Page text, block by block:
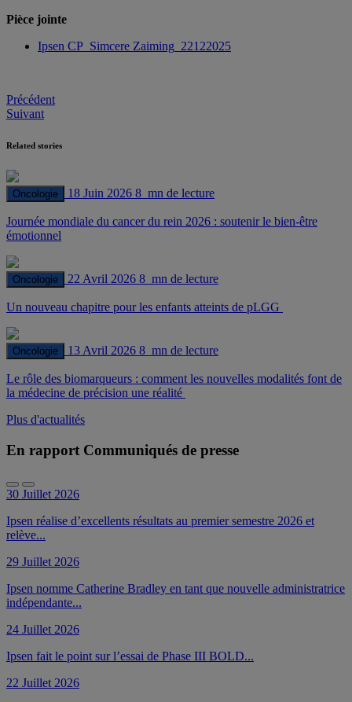
Pièce jointe
Ipsen CP_Simcere Zaiming_22122025
Post
navigation
Précédent
Suivant
Related stories
Oncologie 18 Juin 2026 8 mn de lecture
Journée mondiale du cancer du rein 2026 : soutenir le bien-être
émotionnel
Oncologie 22 Avril 2026 8 mn de lecture
Un nouveau chapitre pour les enfants atteints de pLGG
Oncologie 13 Avril 2026 8 mn de lecture
Le rôle des biomarqueurs : comment les nouvelles modalités font de
la médecine de précision une réalité
Plus d'actualités
En rapport Communiqués de presse
30 Juillet 2026
Ipsen réalise d’excellents résultats au premier semestre 2026 et
relève...
29 Juillet 2026
Ipsen nomme Catherine Bradley en tant que nouvelle administratrice
indépendante...
24 Juillet 2026
Ipsen fait le point sur l’essai de Phase III BOLD...
22 Juillet 2026